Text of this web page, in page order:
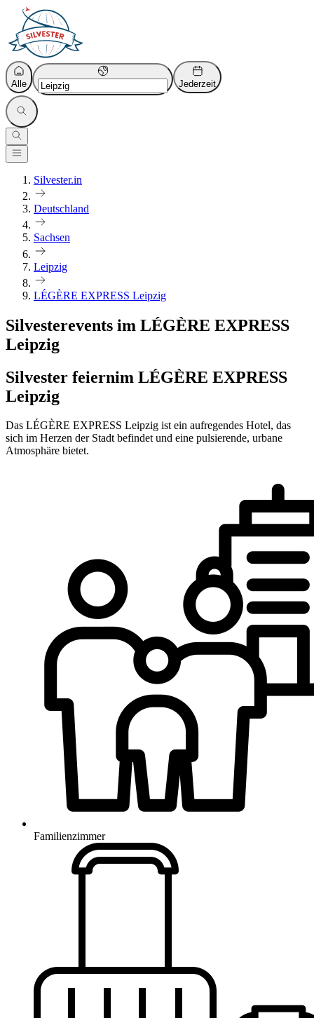
Alle Jederzeit
Silvester.in
Deutschland
Sachsen
Leipzig
LÉGÈRE EXPRESS Leipzig
Silvesterevents im LÉGÈRE EXPRESS
Leipzig
Silvester feiernim LÉGÈRE EXPRESS
Leipzig
Das LÉGÈRE EXPRESS Leipzig ist ein aufregendes Hotel, das
sich im Herzen der Stadt befindet und eine pulsierende, urbane
Atmosphäre bietet.
Familienzimmer